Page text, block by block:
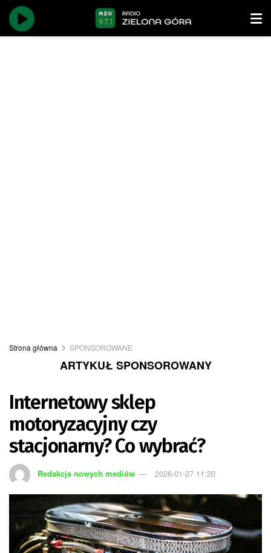
Strona główna SPONSOROWANE
ARTYKUŁ SPONSOROWANY
Internetowy sklep
motoryzacyjny czy
stacjonarny? Co wybrać?
Redakcja nowych mediów 2026-01-27 11:20